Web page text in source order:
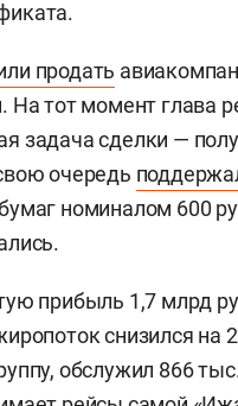
продать
На тот момент глава
задача сделки —
очередь
номиналом 600
прибыль 1,7 млрд
снизился на
обслужил 866